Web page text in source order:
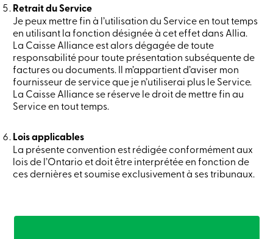
Ma
Caisse
Qui
nous
sommes
Implication
sociale
Centres
de
services
joindre
Recherche
Devenir
membre
Se
ligne
Retrait du Service
Je peux mettre fin à l’utilisation du Service en tout temps
en utilisant la fonction désignée à cet effet dans Allia.
La Caisse Alliance est alors dégagée de toute
responsabilité pour toute présentation subséquente de
factures ou documents. Il m’appartient d’aviser mon
fournisseur de service que je n’utiliserai plus le Service.
La Caisse Alliance se réserve le droit de mettre fin au
Service en tout temps.
Lois applicables
La présente convention est rédigée conformément aux
lois de l’Ontario et doit être interprétée en fonction de
ces dernières et soumise exclusivement à ses tribunaux.